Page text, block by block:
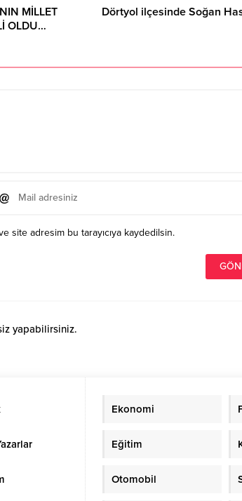
MİLLET
OLDU…
Dörtyol ilçesinde Soğan
site adresim bu tarayıcıya kaydedilsin.
yapabilirsiniz.
Ekonomi
Eğitim
Otomobil